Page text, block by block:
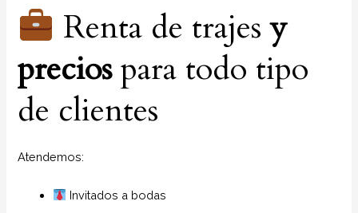
Renta de trajesy
preciospara todo tipo
de clientes
Atendemos:
Invitados a bodas